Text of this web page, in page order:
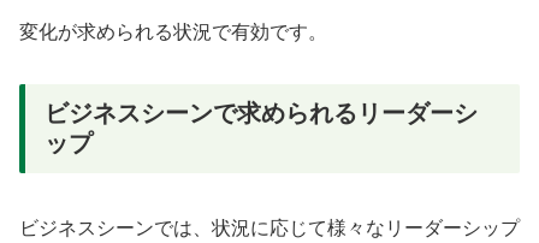
変化が求められる状況で有効です。
ビジネスシーンで求められるリーダーシ
ップ
ビジネスシーンでは、状況に応じて様々なリーダーシップ